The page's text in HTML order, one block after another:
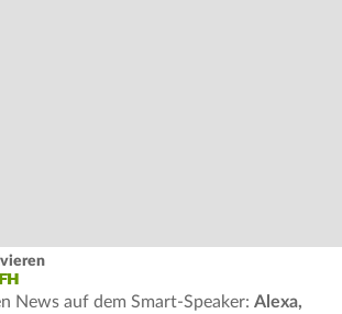
News auf dem Smart-Speaker: Alexa,